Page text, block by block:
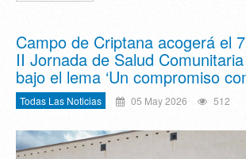
Campo de Criptana acogerá el
II Jornada de Salud
bajo el lema ‘Un compromiso
Todas Las Noticias 05 May 2026 512